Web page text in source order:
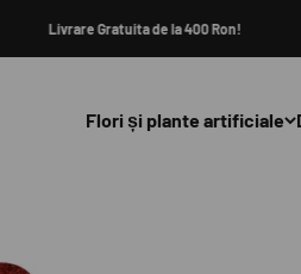
Livrare Gratuita de la 400 Ron!
Flori și plante artificiale